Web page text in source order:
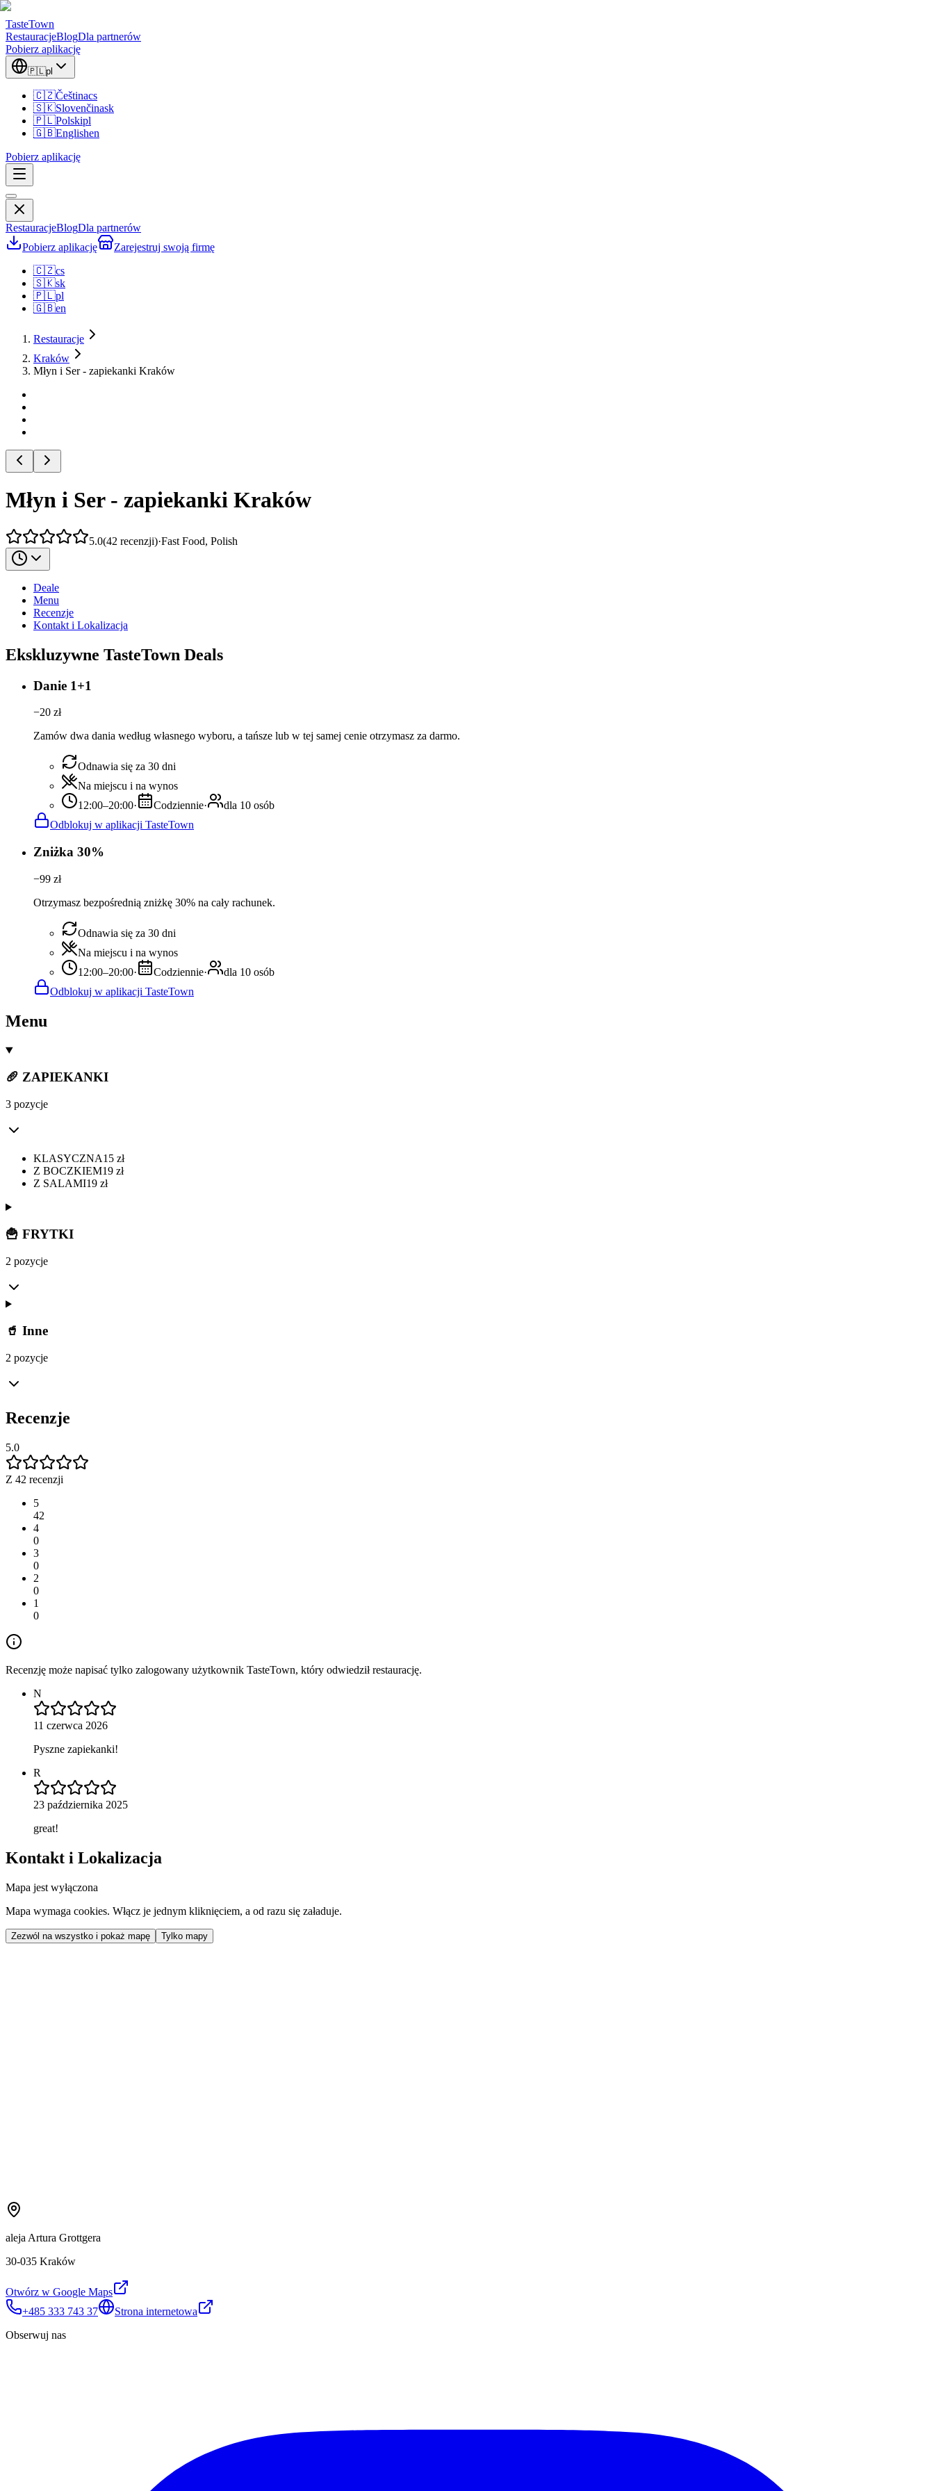
TasteTown
RestauracjeBlogDla partnerów
Pobierz aplikację
🇵🇱pl
🇨🇿Češtinacs
🇸🇰Slovenčinask
🇵🇱Polskipl
🇬🇧Englishen
Pobierz aplikację
RestauracjeBlogDla partnerów
Pobierz aplikację
Zarejestruj swoją firmę
🇨🇿cs
🇸🇰sk
🇵🇱pl
🇬🇧en
Restauracje
Kraków
Młyn i Ser - zapiekanki Kraków
Młyn i Ser - zapiekanki Kraków
5.0(42 recenzji)·Fast Food, Polish
Deale
Menu
Recenzje
Kontakt i Lokalizacja
Ekskluzywne TasteTown Deals
Danie 1+1
−20 zł
Zamów dwa dania według własnego wyboru, a tańsze lub w tej samej cenie otrzymasz za darmo.
Odnawia się za 30 dni
Na miejscu i na wynos
12:00–20:00· Codziennie·
dla 10 osób
Odblokuj w aplikacji TasteTown
Zniżka 30%
−99 zł
Otrzymasz bezpośrednią zniżkę 30% na cały rachunek.
Odnawia się za 30 dni
Na miejscu i na wynos
12:00–20:00· Codziennie·
dla 10 osób
Odblokuj w aplikacji TasteTown
Menu
🥖 ZAPIEKANKI
3 pozycje
KLASYCZNA15 zł
Z BOCZKIEM19 zł
Z SALAMI19 zł
🍟 FRYTKI
2 pozycje
🥤 Inne
2 pozycje
Recenzje
5.0
Z 42 recenzji
5
42
4
0
3
0
2
0
1
0
Recenzję może napisać tylko zalogowany użytkownik TasteTown, który odwiedził restaurację.
N
11 czerwca 2026
Pyszne zapiekanki!
R
23 października 2025
great!
Kontakt i Lokalizacja
Mapa jest wyłączona
Mapa wymaga cookies. Włącz je jednym kliknięciem, a od razu się załaduje.
Zezwól na wszystko i pokaż mapę Tylko mapy
aleja Artura Grottgera
30-035 Kraków
Otwórz w Google Maps
+485 333 743 37
Strona internetowa
Obserwuj nas